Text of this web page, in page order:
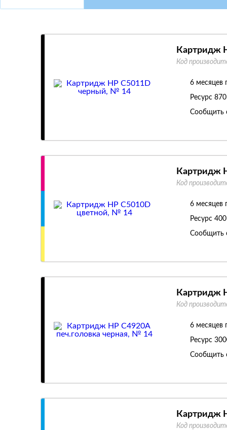
Картридж
Код
6 месяцев
Ресурс
Сообщить
Картридж
Код
6 месяцев
Ресурс
Сообщить
Картридж
Код
6 месяцев
Ресурс
Сообщить
Картридж
Код